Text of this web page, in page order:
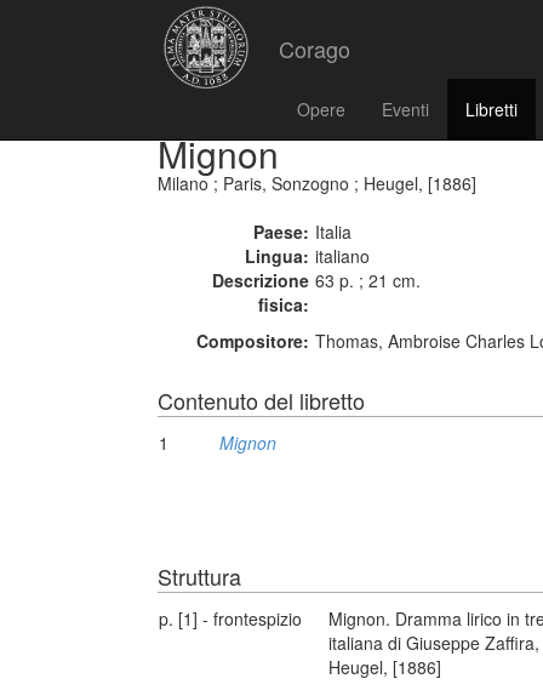
Corago
Opere Eventi Libretti
Mignon
Milano ; Paris, Sonzogno ; Heugel, [1886]
Paese: Italia
Lingua: italiano
Descrizione
fisica:
63 p. ; 21 cm.
Compositore: Thomas, Ambroise Charles
Contenuto del libretto
1 Mignon
Struttura
p. [1] - frontespizio
Mignon. Dramma lirico in
italiana di Giuseppe
Heugel, [1886]